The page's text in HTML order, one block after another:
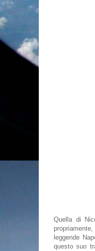
Quella di
leggende
questo suo